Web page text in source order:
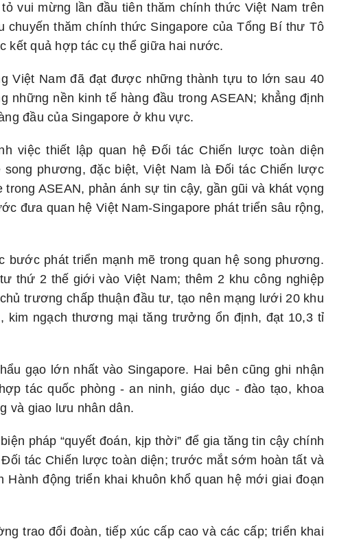
vui mừng lần đầu tiên thăm chính thức Việt Nam trên
thăm chính thức Singapore của Tổng Bí thư Tô
kết quả hợp tác cụ thể giữa hai nước.
Việt Nam đã đạt được những thành tựu to lớn sau 40
những nền kinh tế hàng đầu trong ASEAN; khẳng định
đầu của Singapore ở khu vực.
việc thiết lập quan hệ Đối tác Chiến lược toàn diện
phương, đặc biệt, Việt Nam là Đối tác Chiến lược
ASEAN, phản ánh sự tin cậy, gần gũi và khát vọng
đưa quan hệ Việt Nam-Singapore phát triển sâu rộng,
bước phát triển mạnh mẽ trong quan hệ song phương.
thứ 2 thế giới vào Việt Nam; thêm 2 khu công nghiệp
trương chấp thuận đầu tư, tạo nên mạng lưới 20 khu
kim ngạch thương mại tăng trưởng ổn định, đạt 10,3 tỉ
gạo lớn nhất vào Singapore. Hai bên cũng ghi nhận
tác quốc phòng - an ninh, giáo dục - đào tạo, khoa
và giao lưu nhân dân.
pháp “quyết đoán, kịp thời” để gia tăng tin cậy chính
tác Chiến lược toàn diện; trước mắt sớm hoàn tất và
động triển khai khuôn khổ quan hệ mới giai đoạn
trao đổi đoàn, tiếp xúc cấp cao và các cấp; triển khai